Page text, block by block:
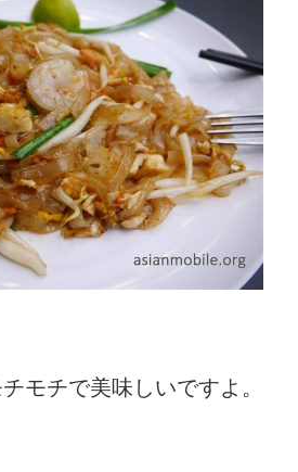
モチで美味しいですよ。